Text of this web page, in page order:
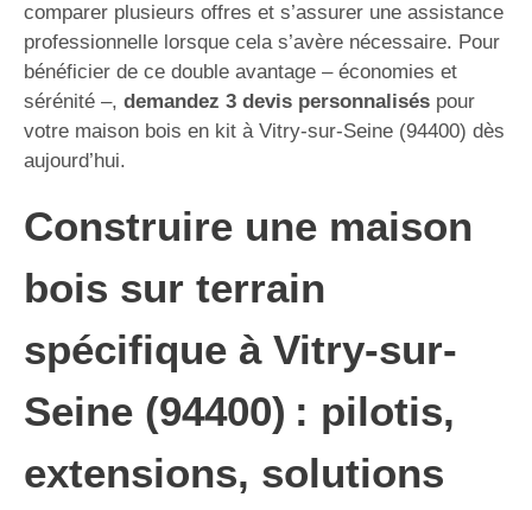
comparer plusieurs offres et s’assurer une assistance
professionnelle lorsque cela s’avère nécessaire. Pour
bénéficier de ce double avantage – économies et
sérénité –, demandez 3 devis personnalisés pour
votre maison bois en kit à Vitry-sur-Seine (94400) dès
aujourd’hui.
Construire une maison
bois sur terrain
spécifique à Vitry-sur-
Seine (94400) : pilotis,
extensions, solutions